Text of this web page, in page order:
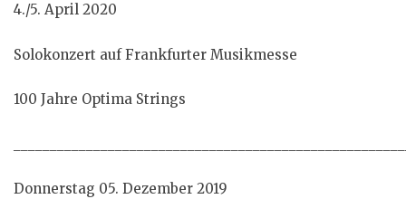
4./5. April 2020
Solokonzert auf Frankfurter Musikmesse
100 Jahre Optima Strings
Donnerstag 05. Dezember 2019